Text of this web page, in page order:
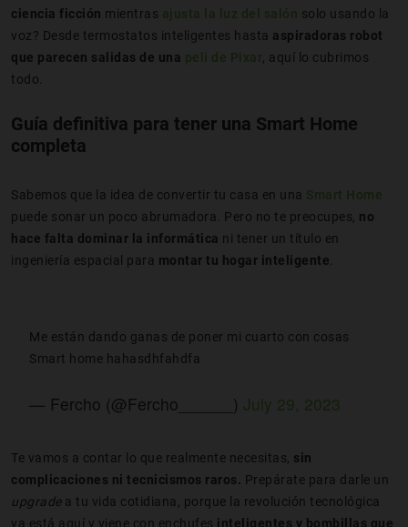
ciencia ficción mientras ajusta la luz del salón solo usando la
voz? Desde termostatos inteligentes hasta aspiradoras robot
que parecen salidas de una peli de Pixar , aquí lo cubrimos
todo.
Guía definitiva para tener una Smart Home
completa
Sabemos que la idea de convertir tu casa en una Smart Home
puede sonar un poco abrumadora. Pero no te preocupes, no
hace falta dominar la informática ni tener un título en
ingeniería espacial para montar tu hogar inteligente
Me están dando ganas de poner mi cuarto con cosas
Smart home hahasdhfahdfa
— Fercho (@Fercho______) July 29, 2023
Te vamos a contar lo que realmente necesitas, sin
complicaciones ni tecnicismos raros. Prepárate para darle un
upgrade a tu vida cotidiana, porque la revolución tecnológica
ya está aquí y viene con enchufes inteligentes y bombillas que